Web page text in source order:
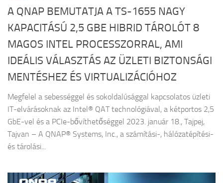
A QNAP BEMUTATJA A TS-1655 NAGY
KAPACITÁSÚ 2,5 GBE HIBRID TÁROLÓT 8
MAGOS INTEL PROCESSZORRAL, AMI
IDEÁLIS VÁLASZTÁS AZ ÜZLETI BIZTONSÁGI
MENTÉSHEZ ÉS VIRTUALIZÁCIÓHOZ
Megfelel a sebességgel és sokoldalúsággal kapcsolatos üzleti
IT-elvárásoknak az Intel® QAT technológiával, a kétportos 2,5
GbE-vel és a PCIe-bővíthetőséggel 2023. január 18., Tajpej,
Tajvan – A QNAP® Systems, Inc., a számítási-, hálózatépítési-
és tárolási...